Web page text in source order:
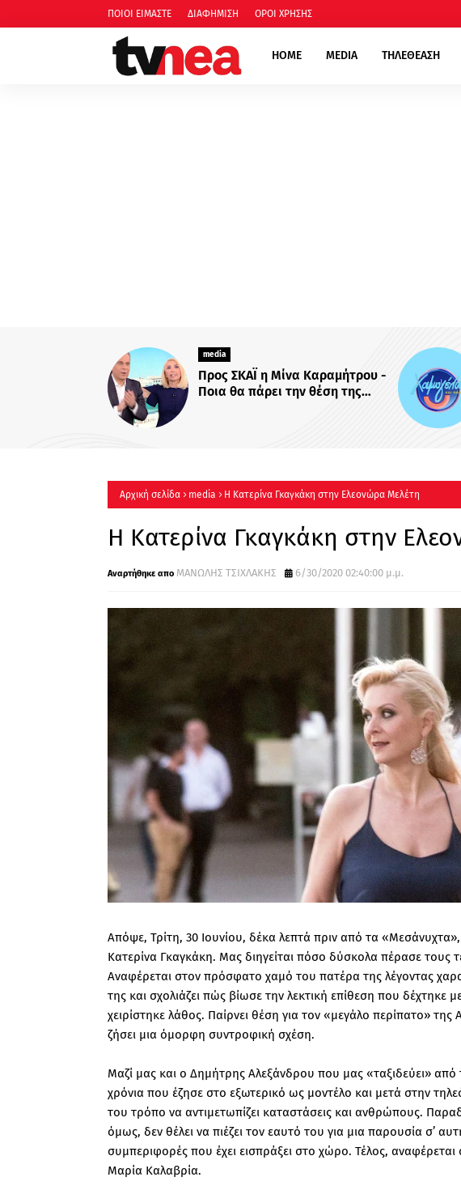
ΠΟΙΟΙ ΕΙΜΑΣΤΕ ΔΙΑΦΗΜΙΣΗ ΟΡΟΙ ΧΡΗΣΗΣ
HOME MEDIA ΤΗΛΕΘΕΑΣΗ
«Χαμογέλα και
τίτλο η καθημερινή
Σίσσυς Χρηστίδου
Πότε κάνει
Αρχική σελίδα media Η Κατερίνα Γκαγκάκη στην Ελεονώρα Μελέτη
Η Κατερίνα Γκαγκάκη στην
ΜΑΝΩΛΗΣ ΤΣΙΧΛΑΚΗΣ 6/30/2020 02:40:00 μ.μ.
Απόψε, Τρίτη, 30 Ιουνίου, δέκα λεπτά πριν από τα
Κατερίνα Γκαγκάκη. Μας διηγείται πόσο δύσκολα πέρασε τους
Αναφέρεται στον πρόσφατο χαμό του πατέρα της λέγοντας
της και σχολιάζει πώς βίωσε την λεκτική επίθεση που
χειρίστηκε λάθος. Παίρνει θέση για τον «μεγάλο περίπατο»
ζήσει μια όμορφη συντροφική σχέση.
Μαζί μας και ο Δημήτρης Αλεξάνδρου που μας «ταξιδεύει» από
χρόνια που έζησε στο εξωτερικό ως μοντέλο και μετά στην
του τρόπο να αντιμετωπίζει καταστάσεις και ανθρώπους.
όμως, δεν θέλει να πιέζει τον εαυτό του για μια παρουσία σ’
συμπεριφορές που έχει εισπράξει στο χώρο. Τέλος,
Μαρία Καλαβρία.